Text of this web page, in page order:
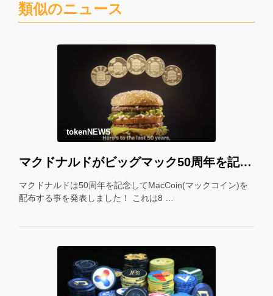
類似のニュース
tokenNEWS
マクドナルドがビッグマック50周年を記念して「マックコイン」を配布！＊
マクドナルドは50周年を記念してMacCoin(マックコイン)を
配布する事を発表しました！ これは8 …